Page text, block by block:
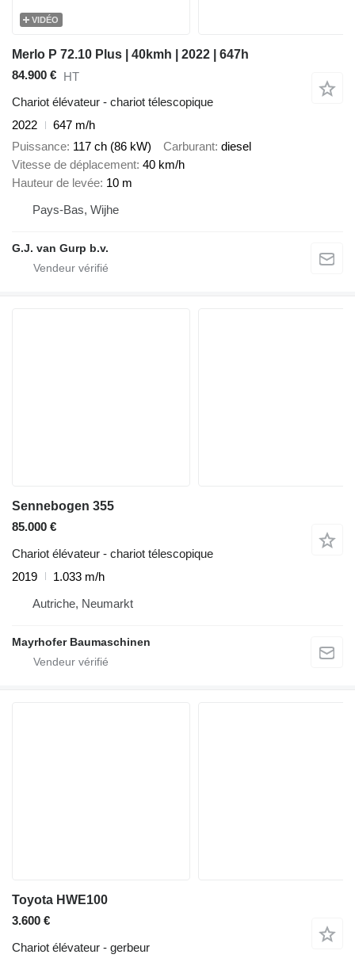
VIDÉO
Merlo P 72.10 Plus | 40kmh | 2022 | 647h
84.900 € HT
Chariot élévateur - chariot télescopique
2022
647 m/h
Puissance 117 ch (86 kW) Carburant diesel
Vitesse de déplacement 40 km/h
Hauteur de levée 10 m
Pays-Bas, Wijhe
G.J. van Gurp b.v.
Sennebogen 355
85.000 €
Chariot élévateur - chariot télescopique
2019
1.033 m/h
Autriche, Neumarkt
Mayrhofer Baumaschinen
Toyota HWE100
3.600 €
Chariot élévateur - gerbeur